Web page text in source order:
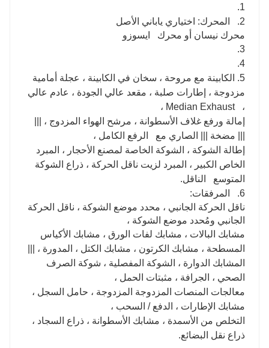
1.
2.
المحرك: اختياري ياباني الأصل
محرك نيسان أو محرك ايسوزو
3.
4.
5. الكابينة مع مروحة ، سخان في الكابينة ، عجلة أمامية
مزدوجة ، إطارات صلبة ، مقعد عالي الجودة ، عادم عالي
، Median Exhaust ،
إمالة ورفع غلاف الأسطوانة ، مرشح الهواء المزدوج ، |||
||| مضخة ||| الصاري مع الرفع الكامل ،
إطالة الشوكة ، الشوكة الخاصة لمصنع الأحجار ، المبرد
الخاص الكبير ، المبرد لزيت ناقل الحركة ، ذراع الشوكة
المتوسع الناقل.
6.
المرفقات:
ناقل الحركة الجانبي ، محدد موضع الشوكة ، ناقل الحركة
الجانبي ومُحدد موضع الشوكة ،
مشابك البالات ، مشابك لفات الورق ، مشابك الأكياس
المسطحة ، مشابك الكرتون ، مشابك الكتل ، المدورة ، |||
المشابك الدوارة ، الشوكة المفصلية ، شوكة الصرف
الصحي ، الجرافة ، مثبتات الحمل ،
معالجات المنصات المزدوجة المزدوجة ، حامل السجل ،
مشابك الإطارات ، الدفع / السحب ،
التخلص من الأسمدة ، مشابك الأسطوانة ، ذراع السجاد ،
ذراع نقل البضائع.